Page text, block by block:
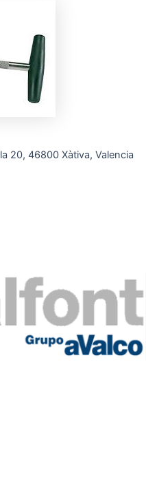
20, 46800 Xàtiva, Valencia